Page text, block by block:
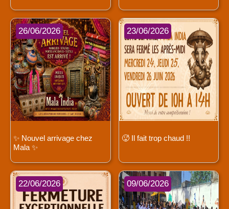
26/06/2026
✨ Nouvel arrivage chez
Mala ✨
23/06/2026
🥵 Il fait trop chaud !!
22/06/2026 09/06/2026